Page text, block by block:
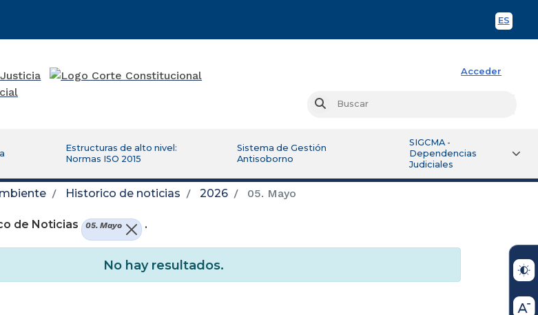
ES
Acceder
Buscar
Estructuras de alto nivel:
Normas ISO 2015
Sistema de Gestión
Antisoborno
SIGCMA -
Dependencias
Judiciales
Historico de noticias 2026 05. Mayo
de Noticias 05. Mayo .
No hay resultados.